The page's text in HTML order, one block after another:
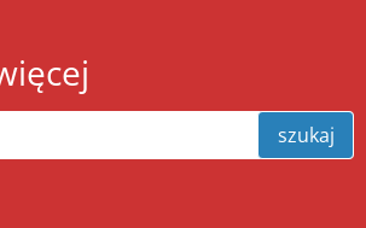
szukaj